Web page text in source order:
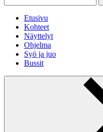
Etusivu
Kohteet
Näyttelyt
Ohjelma
Syö ja juo
Bussit